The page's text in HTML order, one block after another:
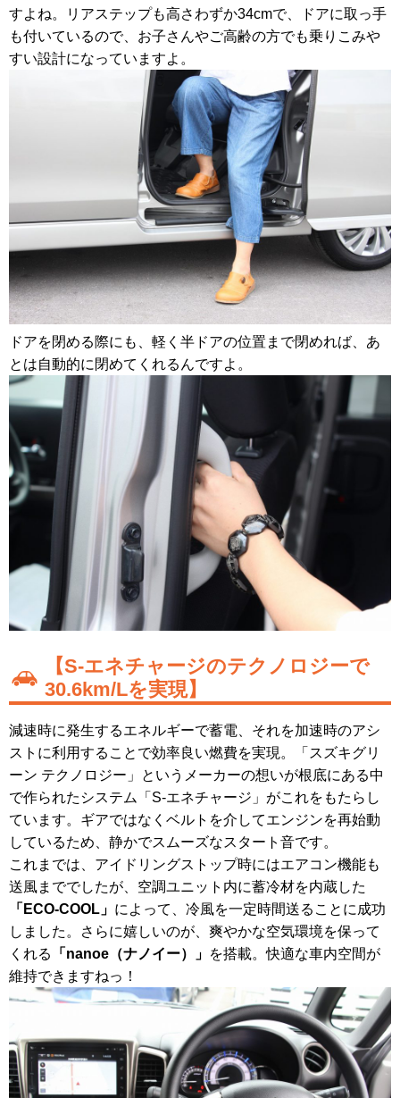
すよね。リアステップも高さわずか34cmで、ドアに取っ手
も付いているので、お子さんやご高齢の方でも乗りこみや
すい設計になっていますよ。
ドアを閉める際にも、軽く半ドアの位置まで閉めれば、あ
とは自動的に閉めてくれるんですよ。
【S-エネチャージのテクノロジーで
30.6km/Lを実現】
減速時に発生するエネルギーで蓄電、それを加速時のアシ
ストに利用することで効率良い燃費を実現。「スズキグリ
ーン テクノロジー」というメーカーの想いが根底にある中
で作られたシステム「S-エネチャージ」がこれをもたらし
ています。ギアではなくベルトを介してエンジンを再始動
しているため、静かでスムーズなスタート音です。
これまでは、アイドリングストップ時にはエアコン機能も
送風まででしたが、空調ユニット内に蓄冷材を内蔵した
「ECO-COOL」 によって、冷風を一定時間送ることに成功
しました。さらに嬉しいのが、爽やかな空気環境を保って
くれる
「nanoe（ナノイー）」 を搭載。快適な車内空間が
維持できますねっ！